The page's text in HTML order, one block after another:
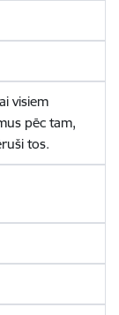
visiem
pēc tam,
tos.